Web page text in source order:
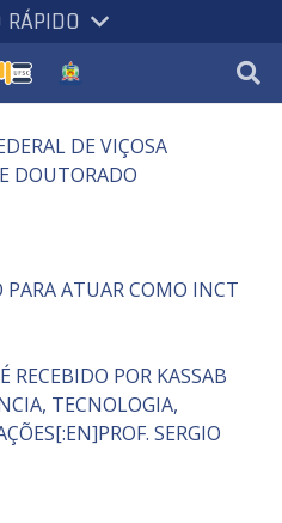
DE VIÇOSA
DOUTORADO
PARA ATUAR COMO INCT
RECEBIDO POR KASSAB
TECNOLOGIA,
SERGIO